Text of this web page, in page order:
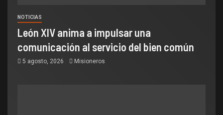
NOTICIAS
León XIV anima a impulsar una
comunicación al servicio del bien común
5 agosto, 2026 Misioneros